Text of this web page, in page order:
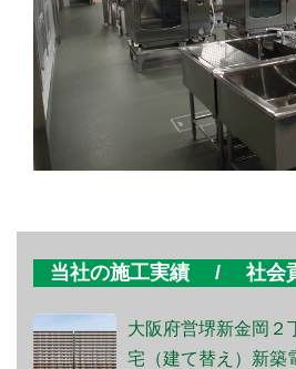
当社の施工実績 / 社会
大阪府営堺新金岡２
宅（建て替え）新築